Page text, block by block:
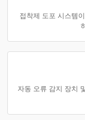
접착제 도포 시스템
자동 오류 감지 장치